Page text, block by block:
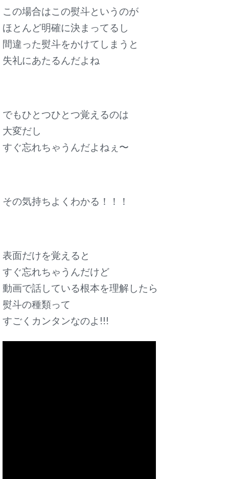
この場合はこの熨斗というのが
ほとんど明確に決まってるし
間違った熨斗をかけてしまうと
失礼にあたるんだよね
でもひとつひとつ覚えるのは
大変だし
すぐ忘れちゃうんだよねぇ〜
その気持ちよくわかる！！！
表面だけを覚えると
すぐ忘れちゃうんだけど
動画で話している根本を理解したら
熨斗の種類って
すごくカンタンなのよ!!!